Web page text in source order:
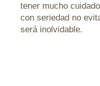
tener mucho
con seriedad no
será inolvidable.